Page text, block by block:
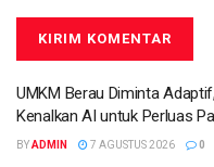
UMKM Berau Diminta
Kenalkan AI untuk Perluas
BYADMIN 7 AGUSTUS 2026 0